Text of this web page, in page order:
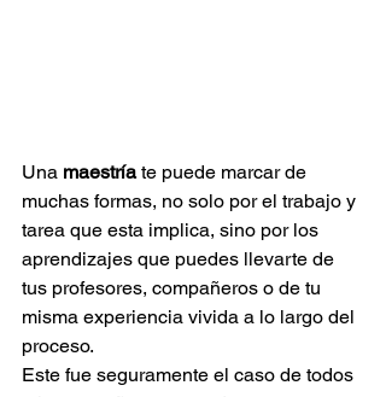
Una maestría te puede marcar de
muchas formas, no solo por el trabajo y
tarea que esta implica, sino por los
aprendizajes que puedes llevarte de
tus profesores, compañeros o de tu
misma experiencia vivida a lo largo del
proceso.
Este fue seguramente el caso de todos